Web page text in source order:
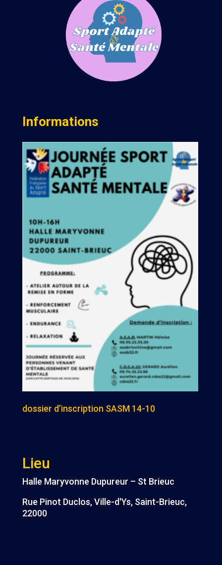
Informations
dossier d’inscription SASM 14-10
Lieu
Halle Maryvonne Dupureur – St Brieuc
Rue Pinot Duclos, Ville-d'Ys, Saint-Brieuc,
22000